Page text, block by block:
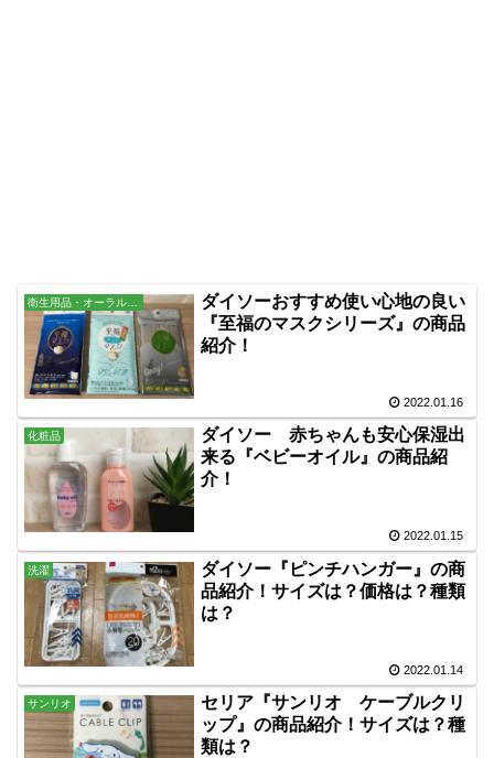
ダイソーおすすめ使い心地の良い
『至福のマスクシリーズ』の商品
紹介！
2022.01.16
化粧品
ダイソー 赤ちゃんも安心保湿出
来る『ベビーオイル』の商品紹
介！
2022.01.15
洗濯
ダイソー『ピンチハンガー』の商
品紹介！サイズは？価格は？種類
は？
2022.01.14
サンリオ
セリア『サンリオ ケーブルクリ
ップ』の商品紹介！サイズは？種
類は？